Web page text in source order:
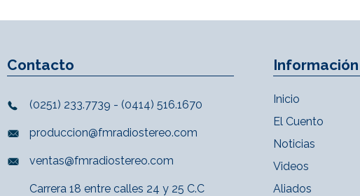
Contacto
(0251) 233.7739 - (0414) 516.1670
produccion@fmradiostereo.com
ventas@fmradiostereo.com
Carrera 18 entre calles 24 y 25 C.C
Información
Inicio
El Cuento
Noticias
Videos
Aliados